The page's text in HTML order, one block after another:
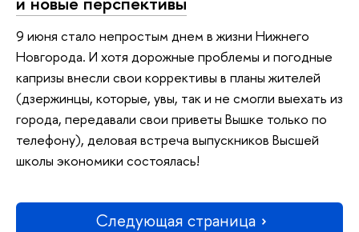
9 июня стало непростым днем в жизни Нижнего
Новгорода. И хотя дорожные проблемы и погодные
капризы внесли свои коррективы в планы жителей
(дзержинцы, которые, увы, так и не смогли выехать из
города, передавали свои приветы Вышке только по
телефону), деловая встреча выпускников Высшей
школы экономики состоялась!
Следующая страница